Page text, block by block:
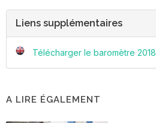
Liens supplémentaires
Télécharger le baromètre 2018
A LIRE ÉGALEMENT